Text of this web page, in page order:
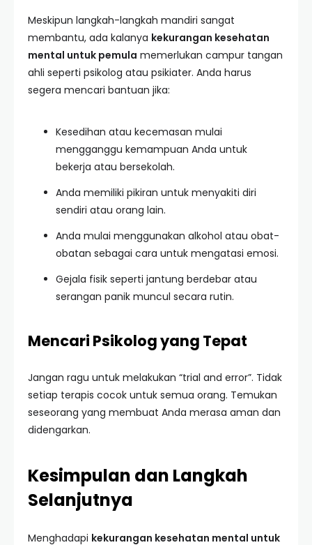
Meskipun langkah-langkah mandiri sangat
membantu, ada kalanya kekurangan kesehatan
mental untuk pemula memerlukan campur tangan
ahli seperti psikolog atau psikiater. Anda harus
segera mencari bantuan jika:
Kesedihan atau kecemasan mulai
mengganggu kemampuan Anda untuk
bekerja atau bersekolah.
Anda memiliki pikiran untuk menyakiti diri
sendiri atau orang lain.
Anda mulai menggunakan alkohol atau obat-
obatan sebagai cara untuk mengatasi emosi.
Gejala fisik seperti jantung berdebar atau
serangan panik muncul secara rutin.
Mencari Psikolog yang Tepat
Jangan ragu untuk melakukan “trial and error”. Tidak
setiap terapis cocok untuk semua orang. Temukan
seseorang yang membuat Anda merasa aman dan
didengarkan.
Kesimpulan dan Langkah
Selanjutnya
Menghadapi kekurangan kesehatan mental untuk